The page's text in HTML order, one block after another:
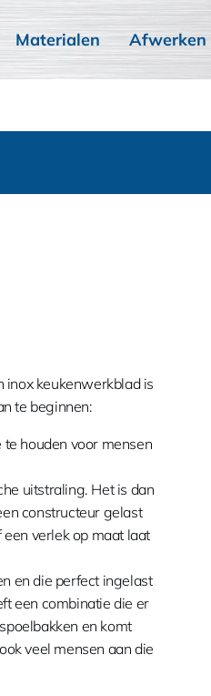
Materialen Afwerken
inox keukenwerkblad is
te beginnen:
houden voor mensen
uitstraling. Het is dan
constructeur gelast
verlek op maat laat
en die perfect ingelast
een combinatie die er
en komt
veel mensen aan die